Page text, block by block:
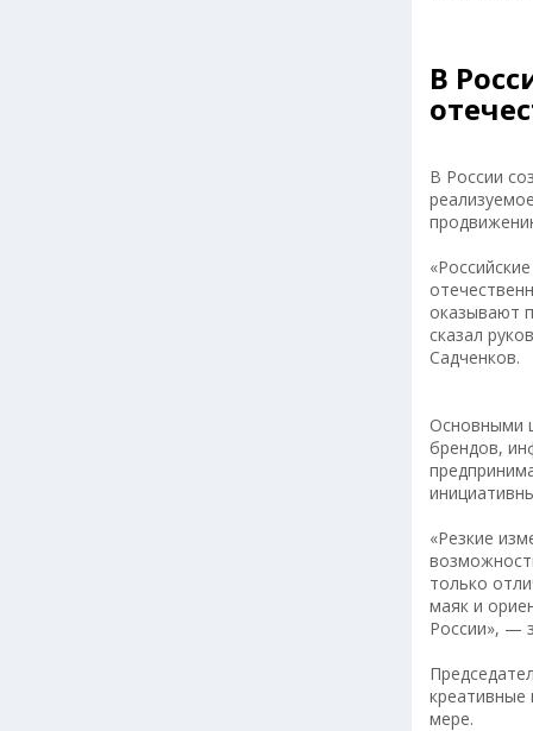
В
В России
оказывают
сказал
Садченков.
Основными
брендов,
«Резкие
только
маяк и
России», —
креативные
мере.